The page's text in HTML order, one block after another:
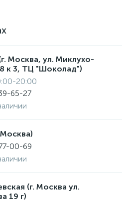
Москва, ул. Миклухо-
к 3, ТЦ "Шоколад")
20:00
65-27
00-69
(г. Москва ул.
19 г)